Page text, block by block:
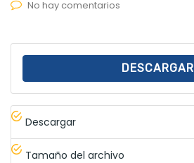
No hay comentarios
DESCARGAR
Descargar
Tamaño del archivo